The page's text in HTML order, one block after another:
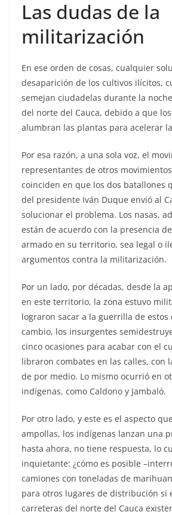
Las dudas de la
militarización
En ese orden de cosas, cualquier
desaparición de los cultivos ilícitos,
semejan ciudadelas durante la
del norte del Cauca, debido a que
alumbran las plantas para acelerar
Por esa razón, a una sola voz, el
representantes de otros
coinciden en que los dos batallones
del presidente Iván Duque envió al
solucionar el problema. Los nasas,
están de acuerdo con la presencia
armado en su territorio, sea legal o
argumentos contra la militarización.
Por un lado, por décadas, desde la
en este territorio, la zona estuvo
lograron sacar a la guerrilla de estos
cambio, los insurgentes
cinco ocasiones para acabar con el
libraron combates en las calles, con
de por medio. Lo mismo ocurrió en
indígenas, como Caldono y Jambaló.
Por otro lado, y este es el aspecto
ampollas, los indígenas lanzan una
hasta ahora, no tiene respuesta, lo
inquietante: ¿cómo es posible
camiones con toneladas de
para otros lugares de distribución si
carreteras del norte del Cauca